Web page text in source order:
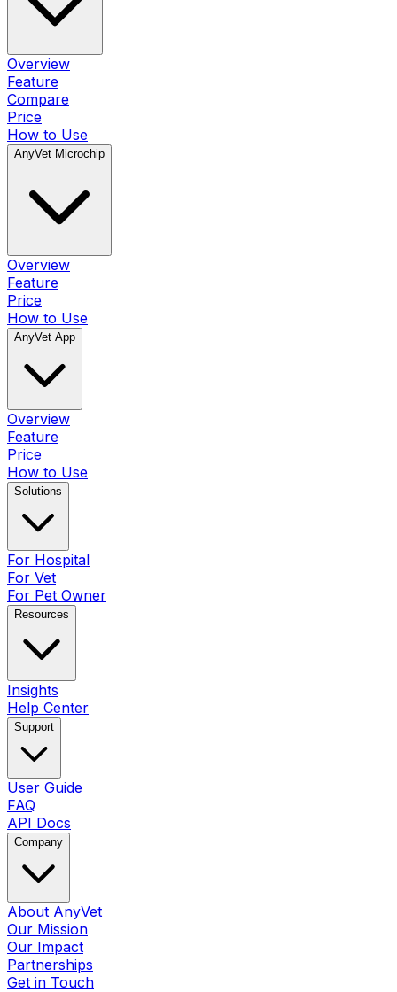
Overview
Feature
Compare
Price
How to Use
AnyVet Microchip
Overview
Feature
Price
How to Use
AnyVet App
Overview
Feature
Price
How to Use
Solutions
For Hospital
For Vet
For Pet Owner
Resources
Insights
Help Center
Support
User Guide
FAQ
API Docs
Company
About AnyVet
Our Mission
Our Impact
Partnerships
Get in Touch